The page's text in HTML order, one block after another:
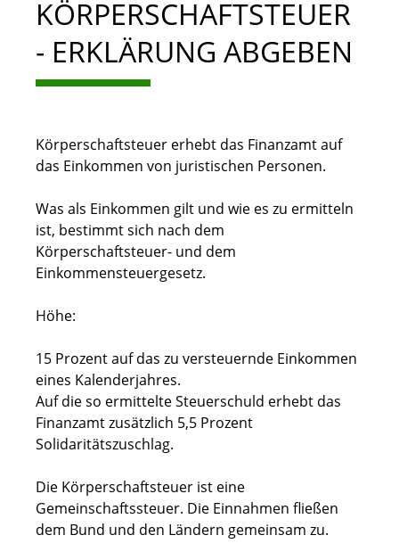
KÖRPERSCHAFTSTEUER
- ERKLÄRUNG ABGEBEN
Körperschaftsteuer erhebt das Finanzamt auf
das Einkommen von juristischen Personen.
Was als Einkommen gilt und wie es zu ermitteln
ist, bestimmt sich nach dem
Körperschaftsteuer- und dem
Einkommensteuergesetz.
Höhe:
15 Prozent auf das zu versteuernde Einkommen
eines Kalenderjahres.
Auf die so ermittelte Steuerschuld erhebt das
Finanzamt zusätzlich 5,5 Prozent
Solidaritätszuschlag.
Die Körperschaftsteuer ist eine
Gemeinschaftssteuer. Die Einnahmen fließen
dem Bund und den Ländern gemeinsam zu.